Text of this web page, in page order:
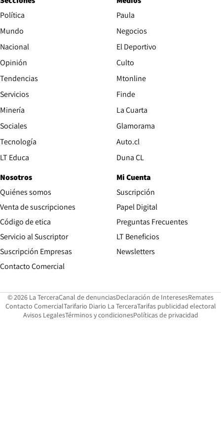
Política
Mundo
Nacional
Opinión
Tendencias
Servicios
Minería
Sociales
Tecnología
LT Educa
Paula
Negocios
El Deportivo
Culto
Mtonline
Finde
La Cuarta
Glamorama
Auto.cl
Duna CL
Nosotros
Quiénes somos
Venta de suscripciones
Código de etica Opens in new window
Servicio al Suscriptor
Suscripción Empresas
Contacto Comercial
Mi Cuenta
Suscripción
Papel Digital
Preguntas Frecuentes
LT Beneficios
Newsletters
© 2026 La TerceraCanal de denunciasOpens in new window
Declaración de InteresesOpens in
Remates
Contacto ComercialOpens in new window
Tarifario Diario La TerceraOpens in new window
Tarifas publicidad electoral
Avisos LegalesOpens in new window
Términos y condicionesPolíticas de privacidad